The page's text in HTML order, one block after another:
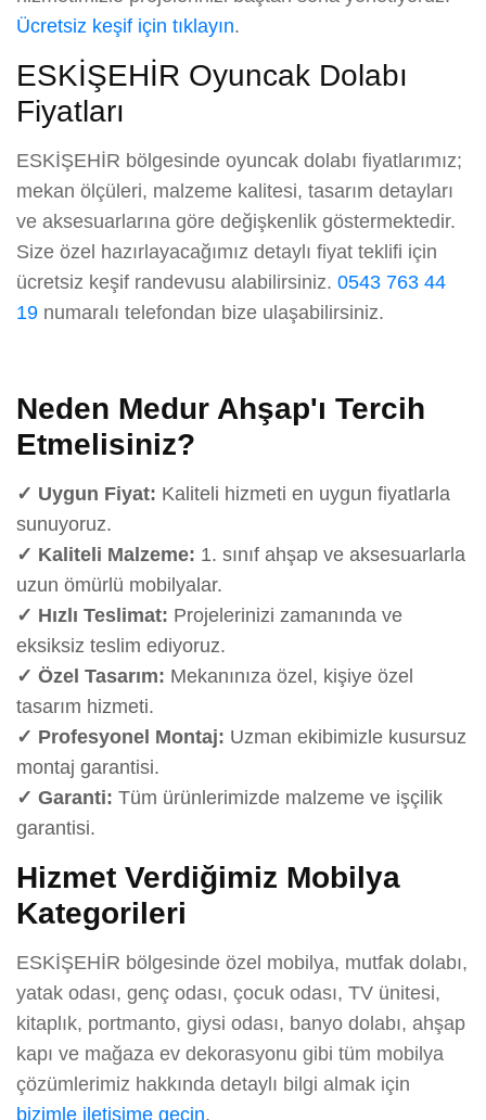
Ücretsiz keşif için tıklayın.
ESKİŞEHİR Oyuncak Dolabı
Fiyatları
ESKİŞEHİR bölgesinde oyuncak dolabı fiyatlarımız;
mekan ölçüleri, malzeme kalitesi, tasarım detayları
ve aksesuarlarına göre değişkenlik göstermektedir.
Size özel hazırlayacağımız detaylı fiyat teklifi için
ücretsiz keşif randevusu alabilirsiniz. 0543 763 44
19 numaralı telefondan bize ulaşabilirsiniz.
Neden Medur Ahşap'ı Tercih
Etmelisiniz?
✓ Uygun Fiyat: Kaliteli hizmeti en uygun fiyatlarla
sunuyoruz.
✓ Kaliteli Malzeme: 1. sınıf ahşap ve aksesuarlarla
uzun ömürlü mobilyalar.
✓ Hızlı Teslimat: Projelerinizi zamanında ve
eksiksiz teslim ediyoruz.
✓ Özel Tasarım: Mekanınıza özel, kişiye özel
tasarım hizmeti.
✓ Profesyonel Montaj: Uzman ekibimizle kusursuz
montaj garantisi.
✓ Garanti: Tüm ürünlerimizde malzeme ve işçilik
garantisi.
Hizmet Verdiğimiz Mobilya
Kategorileri
ESKİŞEHİR bölgesinde özel mobilya, mutfak dolabı,
yatak odası, genç odası, çocuk odası, TV ünitesi,
kitaplık, portmanto, giysi odası, banyo dolabı, ahşap
kapı ve mağaza ev dekorasyonu gibi tüm mobilya
çözümlerimiz hakkında detaylı bilgi almak için
bizimle iletişime geçin.